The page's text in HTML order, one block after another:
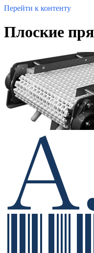
Перейти к контенту
Плоские